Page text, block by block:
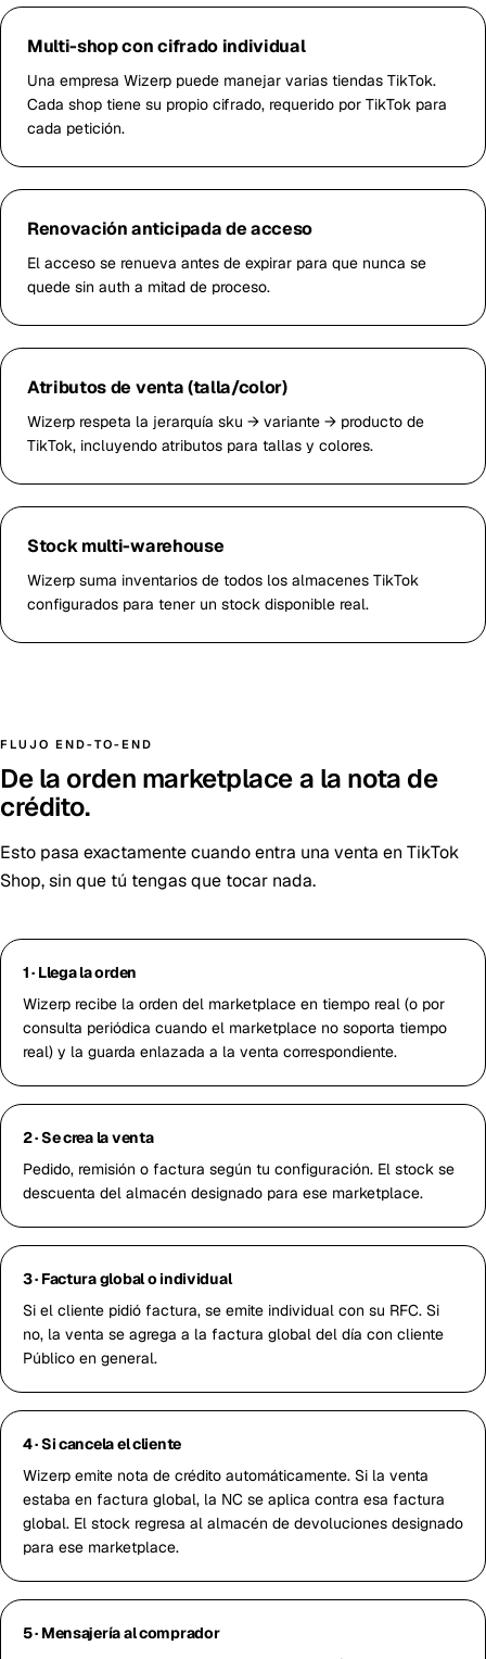
Multi-shop con cifrado individual
Una empresa Wizerp puede manejar varias tiendas TikTok.
Cada shop tiene su propio cifrado, requerido por TikTok para
cada petición.
Renovación anticipada de acceso
El acceso se renueva antes de expirar para que nunca se
quede sin auth a mitad de proceso.
Atributos de venta (talla/color)
Wizerp respeta la jerarquía sku → variante → producto de
TikTok, incluyendo atributos para tallas y colores.
Stock multi-warehouse
Wizerp suma inventarios de todos los almacenes TikTok
configurados para tener un stock disponible real.
FLUJO END-TO-END
De la orden marketplace a la nota de
crédito.
Esto pasa exactamente cuando entra una venta en TikTok
Shop, sin que tú tengas que tocar nada.
1 · Llega la orden
Wizerp recibe la orden del marketplace en tiempo real (o por
consulta periódica cuando el marketplace no soporta tiempo
real) y la guarda enlazada a la venta correspondiente.
2 · Se crea la venta
Pedido, remisión o factura según tu configuración. El stock se
descuenta del almacén designado para ese marketplace.
3 · Factura global o individual
Si el cliente pidió factura, se emite individual con su RFC. Si
no, la venta se agrega a la factura global del día con cliente
Público en general.
4 · Si cancela el cliente
Wizerp emite nota de crédito automáticamente. Si la venta
estaba en factura global, la NC se aplica contra esa factura
global. El stock regresa al almacén de devoluciones designado
para ese marketplace.
5 · Mensajería al comprador